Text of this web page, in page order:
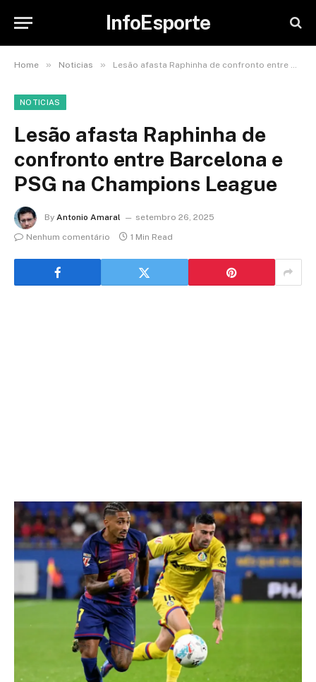
InfoEsporte
Home » Noticias » Lesão afasta Raphinha de confronto entre Barcelona e PSG na Champions League
NOTICIAS
Lesão afasta Raphinha de
confronto entre Barcelona e
PSG na Champions League
By Antonio Amaral
setembro 26, 2025
Nenhum comentário
1 Min Read